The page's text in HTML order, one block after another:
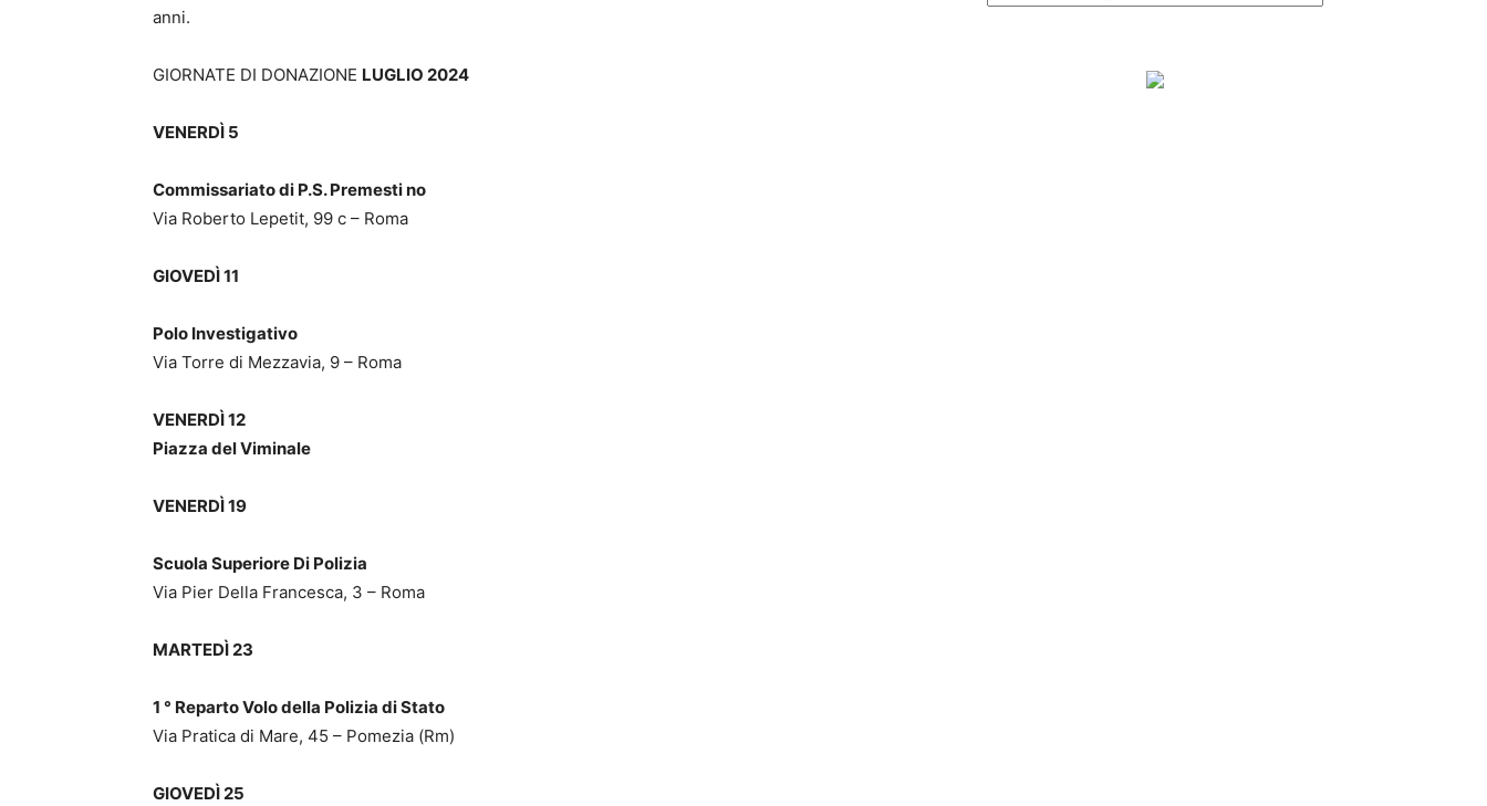
anni.
GIORNATE DI DONAZIONE LUGLIO 2024
VENERDÌ 5
Commissariato di P.S. Premesti no
Via Roberto Lepetit, 99 c – Roma
GIOVEDÌ 11
Polo Investigativo
Via Torre di Mezzavia, 9 – Roma
VENERDÌ 12
Piazza del Viminale
VENERDÌ 19
Scuola Superiore Di Polizia
Via Pier Della Francesca, 3 – Roma
MARTEDÌ 23
1 ° Reparto Volo della Polizia di Stato
Via Pratica di Mare, 45 – Pomezia (Rm)
GIOVEDÌ 25